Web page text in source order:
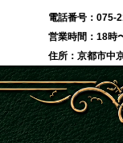
075-
18時
京都市中